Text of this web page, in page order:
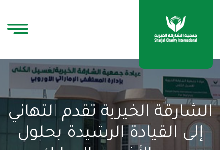
الشارقة الخيرية تقدم التهاني
إلى القيادة الرشيدة بحلول